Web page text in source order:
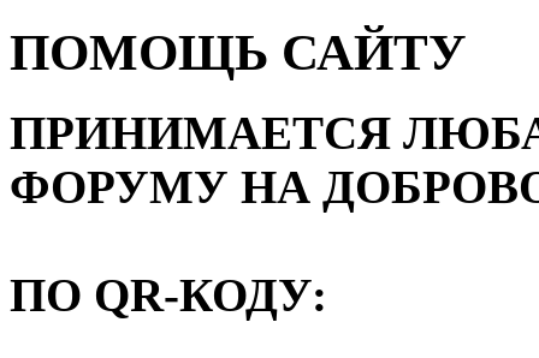
ПОМОЩЬ САЙТУ
ПРИНИМАЕТСЯ
ФОРУМУ НА
ПО QR-КОДУ: